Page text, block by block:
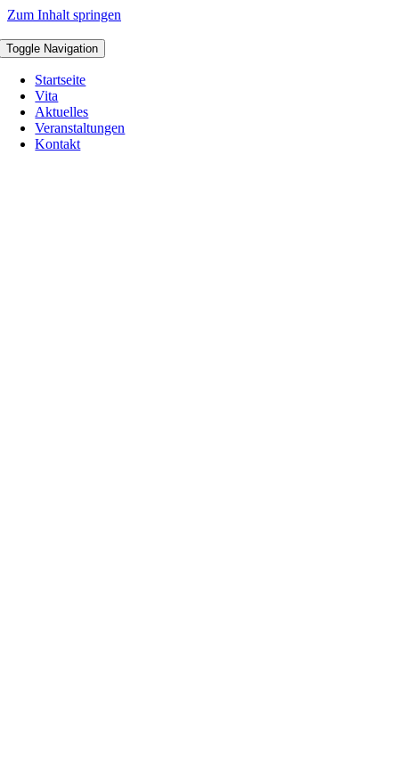
Zum Inhalt springen
Toggle Navigation
Startseite
Vita
Aktuelles
Veranstaltungen
Kontakt